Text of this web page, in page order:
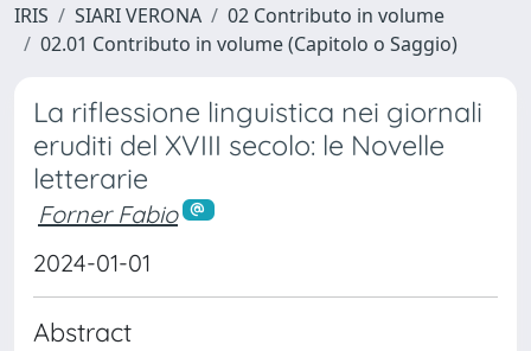
IRIS SIARI VERONA
02 Contributo in volume
02.01 Contributo in volume (Capitolo o Saggio)
La riflessione linguistica nei giornali
eruditi del XVIII secolo: le Novelle
letterarie
Forner Fabio
2024-01-01
Abstract